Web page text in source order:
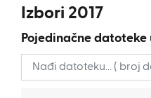
Izbori 2017
Pojedinačne